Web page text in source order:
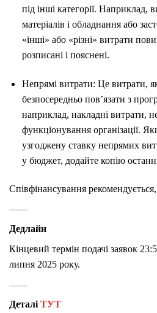
під інші категорії. Наприклад,
матеріалів і обладнання або
«інші» або «різні» витрати
розписані і пояснені.
Непрямі витрати: Це витрати,
безпосередньо пов’язати з
наприклад, накладні витрати,
функціонування організації.
узгоджену ставку непрямих
у бюджет, додайте копію
Співфінансування
Дедлайн
Кінцевий термін подачі заявок
липня 2025 року.
Деталі ТУТ